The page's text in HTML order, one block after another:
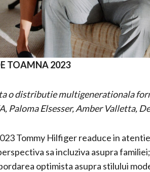
TOAMNA 2023
o distributie multigenerationala
Paloma Elsesser, Amber Valletta,
Tommy Hilfiger readuce in
sa incluziva asupra
optimista asupra stilului